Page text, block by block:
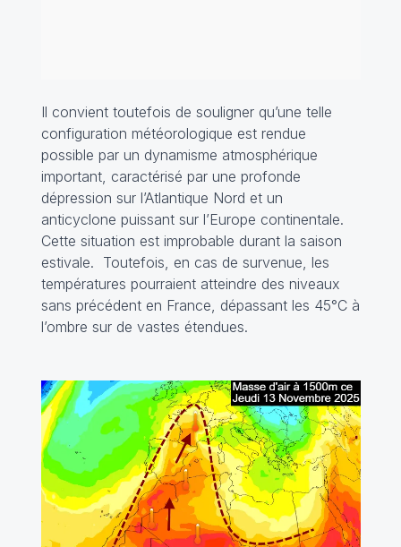
Il convient toutefois de souligner qu’une telle
configuration météorologique est rendue
possible par un dynamisme atmosphérique
important, caractérisé par une profonde
dépression sur l’Atlantique Nord et un
anticyclone puissant sur l’Europe continentale.
Cette situation est improbable durant la saison
estivale. Toutefois, en cas de survenue, les
températures pourraient atteindre des niveaux
sans précédent en France, dépassant les 45°C à
l’ombre sur de vastes étendues.